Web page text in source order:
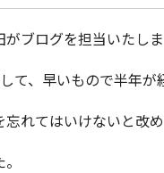
ブログを担当いたしま
て、早いもので半年が
れてはいけないと改